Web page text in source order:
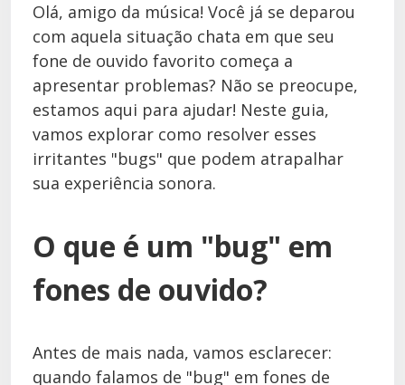
Olá, amigo da música! Você já se deparou
com aquela situação chata em que seu
fone de ouvido favorito começa a
apresentar problemas? Não se preocupe,
estamos aqui para ajudar! Neste guia,
vamos explorar como resolver esses
irritantes "bugs" que podem atrapalhar
sua experiência sonora.
O que é um "bug" em
fones de ouvido?
Antes de mais nada, vamos esclarecer:
quando falamos de "bug" em fones de